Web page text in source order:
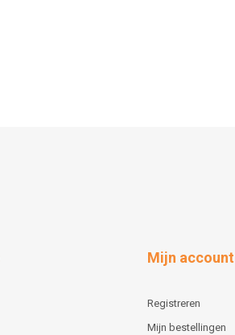
Mijn account
Registreren
Mijn bestellingen